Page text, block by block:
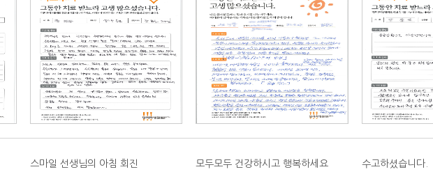
스마일 선생님의 아침 회진 모두모두 건강하시고 행복하세요 수고하셨습니다.